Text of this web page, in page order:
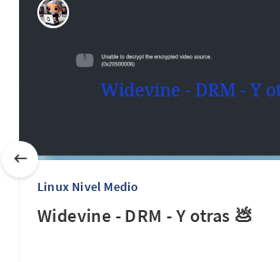
Linux Nivel Medio
Widevine - DRM - Y otras 💩